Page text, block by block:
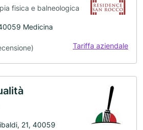
fisica e balneologica
Medicina
Tariffa aziendale
21, 40059